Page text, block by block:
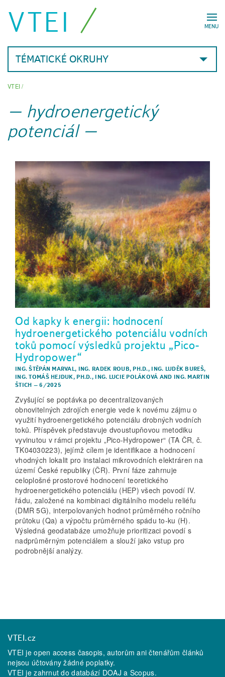
MENU
VTEI
TÉMATICKÉ OKRUHY
VTEI/
hydroenergetický
potenciál
Od kapky k energii: hodnocení
hydroenergetického potenciálu vodních
toků pomocí výsledků projektu „Pico-
Hydropower“
ING. ŠTĚPÁN MARVAL, ING. RADEK ROUB, PH.D., ING. LUDĚK BUREŠ,
ING. TOMÁŠ HEJDUK, PH.D., ING. LUCIE POLÁKOVÁ AND ING. MARTIN
ŠTICH –6/2025
Zvyšující se poptávka po decentralizovaných
obnovitelných zdrojích energie vede k novému zájmu o
využití hydroenergetického potenciálu drobných vodních
toků. Příspěvek představuje dvoustupňovou metodiku
vyvinutou v rámci projektu „Pico-Hydropower“ (TA ČR, č.
TK04030223), jejímž cílem je identifikace a hodnocení
vhodných lokalit pro instalaci mikrovodních elektráren na
území České republiky (ČR). První fáze zahrnuje
celoplošné prostorové hodnocení teoretického
hydroenergetického potenciálu (HEP) všech povodí IV.
řádu, založené na kombinaci digitálního modelu reliéfu
(DMR 5G), interpolovaných hodnot průměrného ročního
průtoku (Qa) a výpočtu průměrného spádu to-ku (H).
Výsledná geodatabáze umožňuje prioritizaci povodí s
nadprůměrným potenciálem a slouží jako vstup pro
podrobnější analýzy.
VTEI.cz
VTEI je open access časopis, autorům ani čtenářům článků
nejsou účtovány žádné poplatky.
VTEI je zahrnut do databází DOAJ a Scopus.